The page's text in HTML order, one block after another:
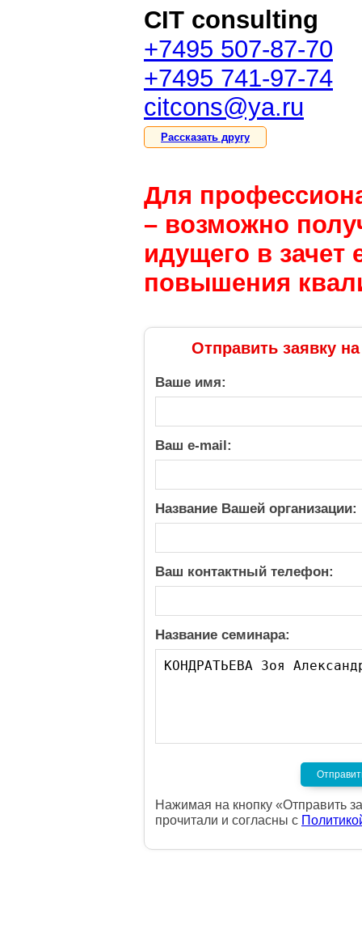
CIT consulting
+7495 507-87-70
+7495 741-97-74
citcons@ya.ru
Рассказать другу
Для
– возможно
идущего в зачет
повышения
Отправить заявку
Ваше имя:
Ваш e-mail:
Название Вашей организации:
Ваш контактный телефон:
Название семинара:
Нажимая на кнопку «Отправить
прочитали и согласны с